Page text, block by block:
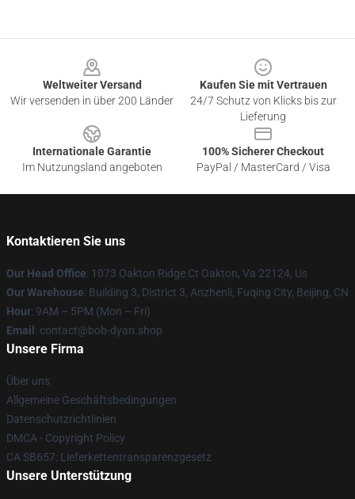
Weltweiter Versand
Wir versenden in über 200 Länder
Kaufen Sie mit Vertrauen
24/7 Schutz von Klicks bis zur
Lieferung
Internationale Garantie
Im Nutzungsland angeboten
100% Sicherer Checkout
PayPal / MasterCard / Visa
Kontaktieren Sie uns
Our Head Office: 1073 Oakton Ridge Ct Oakton, Va 22124, Us
Our Warehouse: Building 3, District 3, Anzhenli, Fuqing City, Beijing, CN
Hour: 9AM – 5PM (Mon – Fri)
Email : contact@bob-dyan.shop
Unsere Firma
Über uns
Allgemeine Geschäftsbedingungen
Datenschutzrichtlinien
DMCA - Copyright Policy
CA SB657: Lieferkettentransparenzgesetz
Unsere Unterstützung